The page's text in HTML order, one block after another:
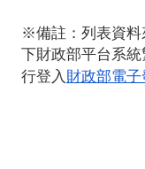
※備註：列表資料
下財政部平台系
行登入 財政部電子